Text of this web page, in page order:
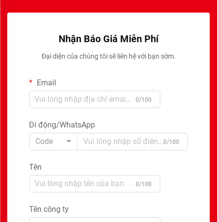
Nhận Báo Giá Miễn Phí
Đại diện của chúng tôi sẽ liên hệ với bạn sớm.
Email
0/100
Di động/WhatsApp
Code
0/100
Tên
0/100
Tên công ty